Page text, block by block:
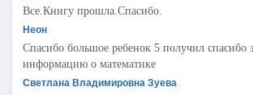
Все.Книгу прошла.Спасибо.
Неон
Спасибо большое ребенок 5 получил спасибо
информацию о математике
Светлана Владимировна Зуева